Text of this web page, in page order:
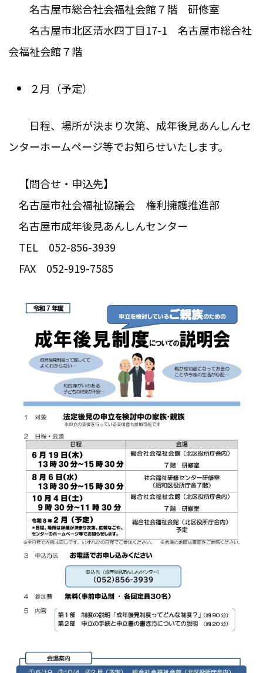
名古屋市総合社会福祉会館７階 研修室
名古屋市北区清水四丁目17-1 名古屋市総合社
会福祉会館７階
２月（予定）
日程、場所が決まり次第、成年後見あんしんセ
ンターホームページ等でお知らせいたします。
【問合せ・申込先】
名古屋市社会福祉協議会 権利擁護推進部
名古屋市成年後見あんしんセンター
TEL 052-856-3939
FAX 052-919-7585